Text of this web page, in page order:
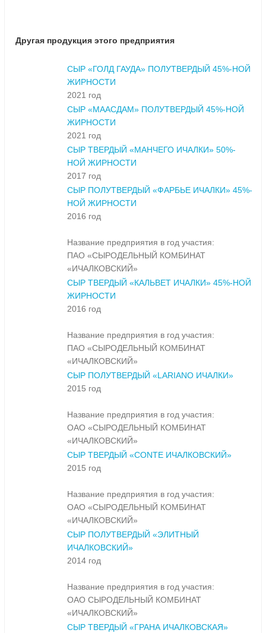
Другая продукция этого предприятия
СЫР «ГОЛД ГАУДА» ПОЛУТВЕРДЫЙ 45%-НОЙ
ЖИРНОСТИ
2021 год
СЫР «МААСДАМ» ПОЛУТВЕРДЫЙ 45%-НОЙ
ЖИРНОСТИ
2021 год
СЫР ТВЕРДЫЙ «МАНЧЕГО ИЧАЛКИ» 50%-
НОЙ ЖИРНОСТИ
2017 год
СЫР ПОЛУТВЕРДЫЙ «ФАРБЬЕ ИЧАЛКИ» 45%-
НОЙ ЖИРНОСТИ
2016 год
Название предприятия в год участия:
ПАО «СЫРОДЕЛЬНЫЙ КОМБИНАТ
«ИЧАЛКОВСКИЙ»
СЫР ТВЕРДЫЙ «КАЛЬВЕТ ИЧАЛКИ» 45%-НОЙ
ЖИРНОСТИ
2016 год
Название предприятия в год участия:
ПАО «СЫРОДЕЛЬНЫЙ КОМБИНАТ
«ИЧАЛКОВСКИЙ»
СЫР ПОЛУТВЕРДЫЙ «LARIANO ИЧАЛКИ»
2015 год
Название предприятия в год участия:
ОАО «СЫРОДЕЛЬНЫЙ КОМБИНАТ
«ИЧАЛКОВСКИЙ»
СЫР ТВЕРДЫЙ «CONTE ИЧАЛКОВСКИЙ»
2015 год
Название предприятия в год участия:
ОАО «СЫРОДЕЛЬНЫЙ КОМБИНАТ
«ИЧАЛКОВСКИЙ»
СЫР ПОЛУТВЕРДЫЙ «ЭЛИТНЫЙ
ИЧАЛКОВСКИЙ»
2014 год
Название предприятия в год участия:
ОАО СЫРОДЕЛЬНЫЙ КОМБИНАТ
«ИЧАЛКОВСКИЙ»
СЫР ТВЕРДЫЙ «ГРАНА ИЧАЛКОВСКАЯ»